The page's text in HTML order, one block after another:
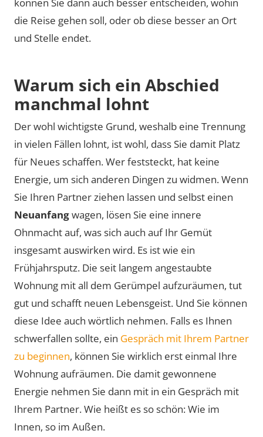
die Reise gehen soll, oder ob diese besser an Ort
und Stelle endet.
Warum sich ein Abschied
manchmal lohnt
Der wohl wichtigste Grund, weshalb eine Trennung
in vielen Fällen lohnt, ist wohl, dass Sie damit Platz
für Neues schaffen. Wer feststeckt, hat keine
Energie, um sich anderen Dingen zu widmen. Wenn
Sie Ihren Partner ziehen lassen und selbst einen
Neuanfangwagen, lösen Sie eine innere
Ohnmacht auf, was sich auch auf Ihr Gemüt
insgesamt auswirken wird. Es ist wie ein
Frühjahrsputz. Die seit langem angestaubte
Wohnung mit all dem Gerümpel aufzuräumen, tut
gut und schafft neuen Lebensgeist. Und Sie können
diese Idee auch wörtlich nehmen. Falls es Ihnen
schwerfallen sollte, ein Gespräch mit Ihrem Partner
zu beginnen, können Sie wirklich erst einmal Ihre
Wohnung aufräumen. Die damit gewonnene
Energie nehmen Sie dann mit in ein Gespräch mit
Ihrem Partner. Wie heißt es so schön: Wie im
Innen, so im Außen.